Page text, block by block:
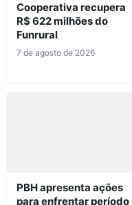
Cooperativa recupera
R$ 622 milhões do
Funrural
7 de agosto de 2026
PBH apresenta ações
para enfrentar período